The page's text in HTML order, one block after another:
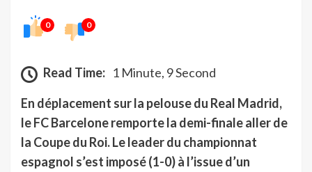
0 0
Read Time: 1 Minute, 9 Second
En déplacement sur la pelouse du Real Madrid,
le FC Barcelone remporte la demi-finale aller de
la Coupe du Roi. Le leader du championnat
espagnol s’est imposé (1-0) à l’issue d’un